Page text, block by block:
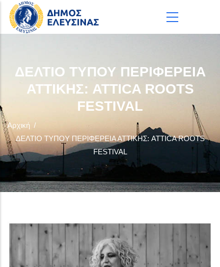
Παράκαμψη προς το κυρίως περιεχόμενο
ΔΕΛΤΙΟ ΤΥΠΟΥ ΠΕΡΙΦΕΡΕΙΑ
ΑΤΤΙΚΗΣ: ATTICA ROOTS
FESTIVAL
Αρχική /
ΔΕΛΤΙΟ ΤΥΠΟΥ ΠΕΡΙΦΕΡΕΙΑ ΑΤΤΙΚΗΣ: ATTICA ROOTS
FESTIVAL